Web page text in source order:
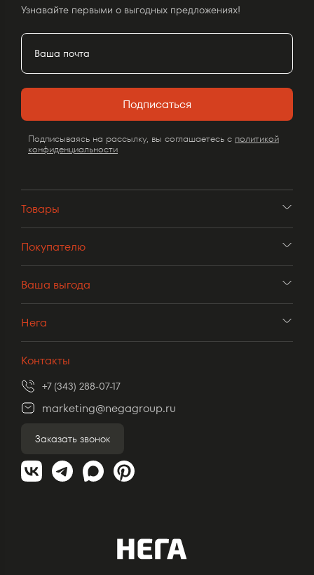
Узнавайте первыми о выгодных предложениях!
Подписаться
Подписываясь на рассылку, вы соглашаетесь с политикой
конфиденциальности
Товары
Покупателю
Ваша выгода
Нега
Контакты
+7 (343) 288-07-17
marketing@negagroup.ru
Заказать звонок